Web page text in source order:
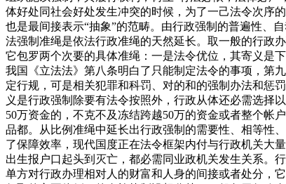
体好处同社会好处发生冲突的时候，为了一己法令次序
也是最间接表示“抽象”的范畴。由行政强制的普遍性、
法强制准绳是依法行政准绳的天然延长。取一般的行政
它包罗两个次要的具体准绳：一是法令优位，其寄义是
我国《立法法》第八条明白了只能制定法令的事项，第
定行规，可是相关犯罪和科罚、对的和的强制办法和惩
义是行政强制除要有法令按照外，行政从体还必需选择
50万资金的，不克不及冻结跨越50万的资金或者整个帐
品都。从比例准绳中延长出行政强制的需要性、相等性
了保障效率，现代国度正在法令框架内付与行政机关大
出生报户口起头到灭亡，都必需同业政机关发生关系。
单方对行政办理相对人的财富和人身的间接或者处分，